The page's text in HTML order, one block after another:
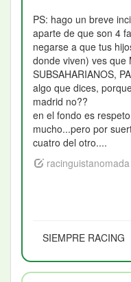
PS: hago un breve
aparte de que son 4
negarse a que tus
donde viven) ves que
SUBSAHARIANOS,
algo que dices,
madrid no??
en el fondo es
mucho...pero por
cuatro del otro....
SIEMPRE RACING